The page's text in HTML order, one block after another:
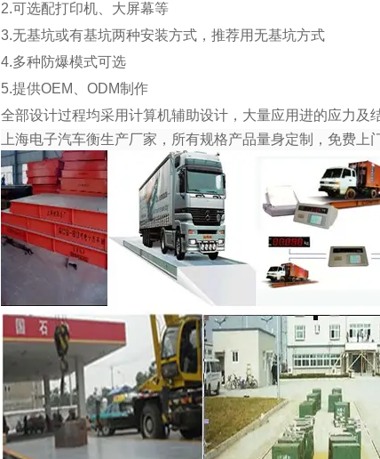
2.可选配打印机、大屏幕等
3.无基坑或有基坑两种安装方式，推荐用无基坑方式
4.多种防爆模式可选
5.提供OEM、ODM制作
全部设计过程均采用计算机辅助设计，大量应用进的应力及
上海电子汽车衡生产厂家，所有规格产品量身定制，免费上